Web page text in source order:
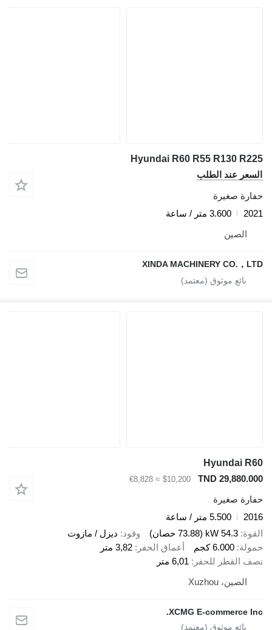
Hyundai R60 R55 R130
عند الطلب
صغيرة
3.600 متر / ساعة
الصين
XINDA MACHINERY CO.，
Hyundai
TND
$10,200
≈ €8,828
صغيرة
5.500 متر / ساعة
54.3 kW (73.88 حصان) وقود ديزل / مازوت
6.000 كجم أعماق الحفر 3,82 متر
القطر للحفر 6,01 متر
الصين، Xuzhou
XCMG E-commerce